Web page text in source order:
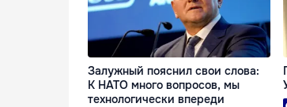
Залужный пояснил свои слова:
К НАТО много вопросов, мы
технологически впереди